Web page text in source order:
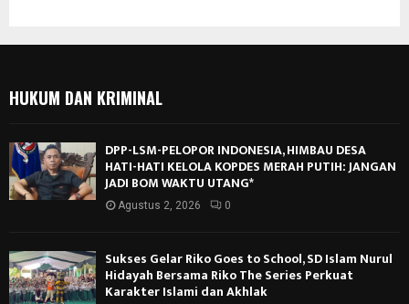
HUKUM DAN KRIMINAL
DPP-LSM-PELOPOR INDONESIA, HIMBAU DESA
HATI-HATI KELOLA KOPDES MERAH PUTIH: JANGAN
JADI BOM WAKTU UTANG*
Agustus 2, 2026 0
Sukses Gelar Riko Goes to School, SD Islam Nurul
Hidayah Bersama Riko The Series Perkuat
Karakter Islami dan Akhlak